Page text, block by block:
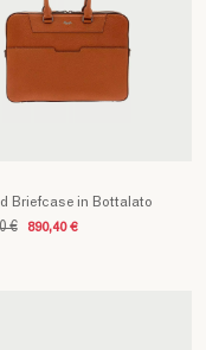
Briefcase in Bottalato
€ 890,40 €